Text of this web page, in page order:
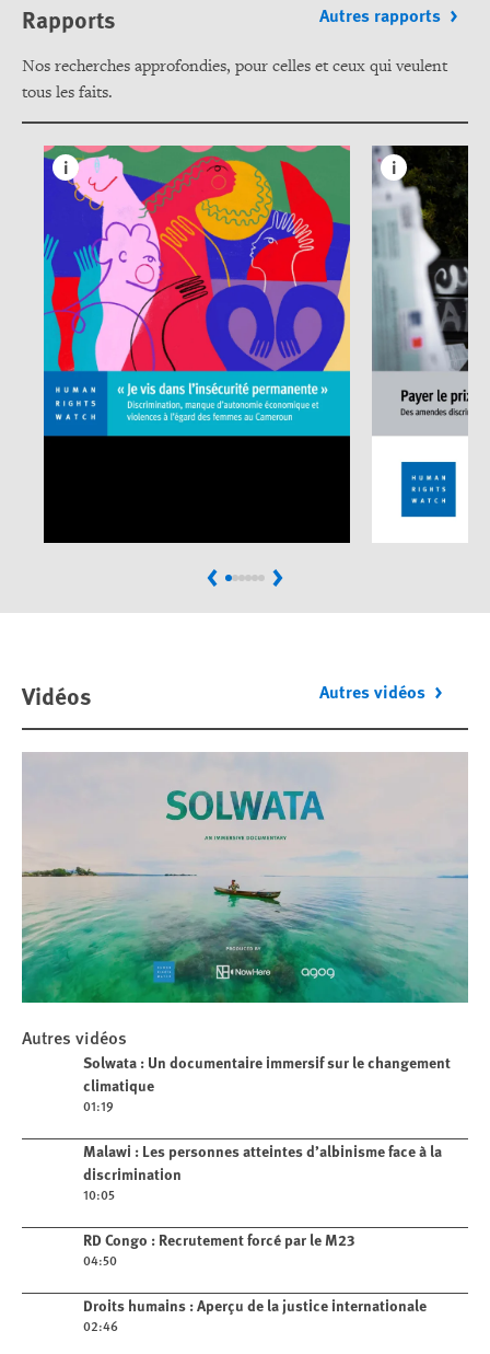
Rapports Autres rapports
Nos recherches approfondies, pour celles et ceux qui veulent
tous les faits.
PreviousNext
Vidéos Autres vidéos
Play
Solwata : Un documentaire immersif
sur le changement climatique
Autres vidéos
Play videoSolwata : Un documentaire immersif sur le changement
climatique
01:19
Play videoMalawi : Les personnes atteintes d’albinisme face à la
discrimination
10:05
Play videoRD Congo : Recrutement forcé par le M23
04:50
Play videoDroits humains : Aperçu de la justice internationale
02:46